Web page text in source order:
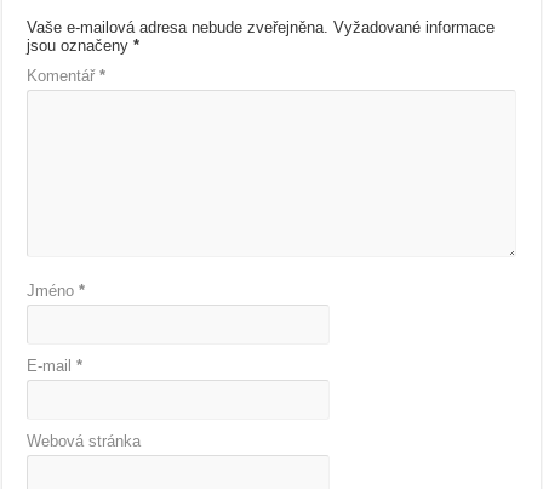
Vaše e-mailová adresa nebude zveřejněna. Vyžadované informace
jsou označeny*
Komentář*
Jméno*
E-mail*
Webová stránka